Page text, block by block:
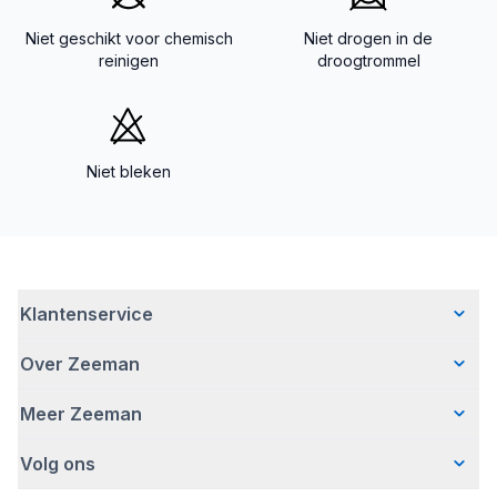
Niet geschikt voor chemisch
reinigen
Niet drogen in de
droogtrommel
Niet bleken
Klantenservice
Veelgestelde vragen
Bezorgen
Retourneren
Over Zeeman
Wie wij zijn
Hoe wij verantwoord ondernemen
Meer Zeeman
Veiligheidswaarschuwing
Volg ons